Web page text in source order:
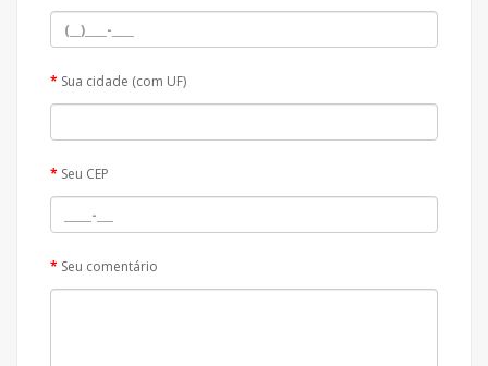
Sua cidade (com UF)
Seu CEP
Seu comentário